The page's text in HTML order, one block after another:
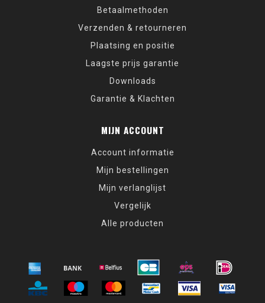
Betaalmethoden
Verzenden & retourneren
Plaatsing en positie
Laagste prijs garantie
Downloads
Garantie & Klachten
MIJN ACCOUNT
Account informatie
Mijn bestellingen
Mijn verlanglijst
Vergelijk
Alle producten